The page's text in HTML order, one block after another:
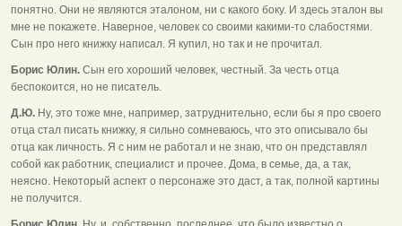
понятно. Они не являются эталоном, ни с какого боку. И здесь эталон вы
мне не покажете. Наверное, человек со своими какими-то слабостями.
Сын про него книжку написал. Я купил, но так и не прочитал.
Борис Юлин. Сын его хороший человек, честный. За честь отца
беспокоится, но не писатель.
Д.Ю. Ну, это тоже мне, например, затруднительно, если бы я про своего
отца стал писать книжку, я сильно сомневаюсь, что это описывало бы
отца как личность. Я с ним не работал и не знаю, что он представлял
собой как работник, специалист и прочее. Дома, в семье, да, а так,
неясно. Некоторый аспект о персонаже это даст, а так, полной картины
не получится.